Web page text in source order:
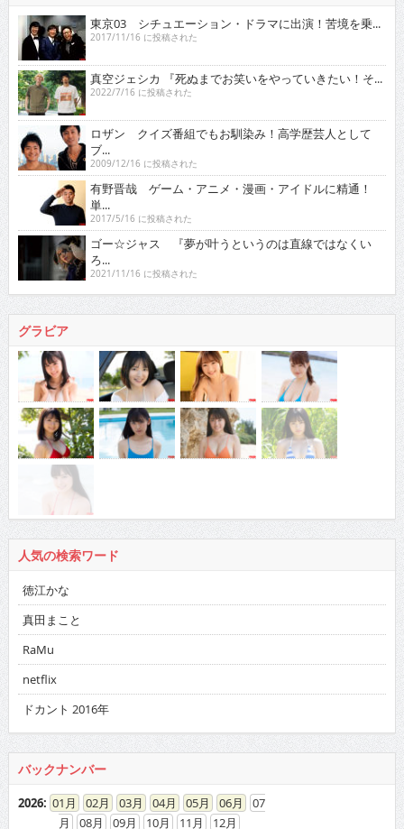
東京03 シチュエーション・ドラマに出演！苦境を乗...
2017/11/16 に投稿された
真空ジェシカ 『死ぬまでお笑いをやっていきたい！そ...
2022/7/16 に投稿された
ロザン クイズ番組でもお馴染み！高学歴芸人として
ブ...
2009/12/16 に投稿された
有野晋哉 ゲーム・アニメ・漫画・アイドルに精通！
単...
2017/5/16 に投稿された
ゴー☆ジャス 『夢が叶うというのは直線ではなくい
ろ...
2021/11/16 に投稿された
グラビア
人気の検索ワード
徳江かな
真田まこと
RaMu
netflix
ドカント 2016年
バックナンバー
2026: 01 02 03 04 05 06
07
08
09 10 11 12